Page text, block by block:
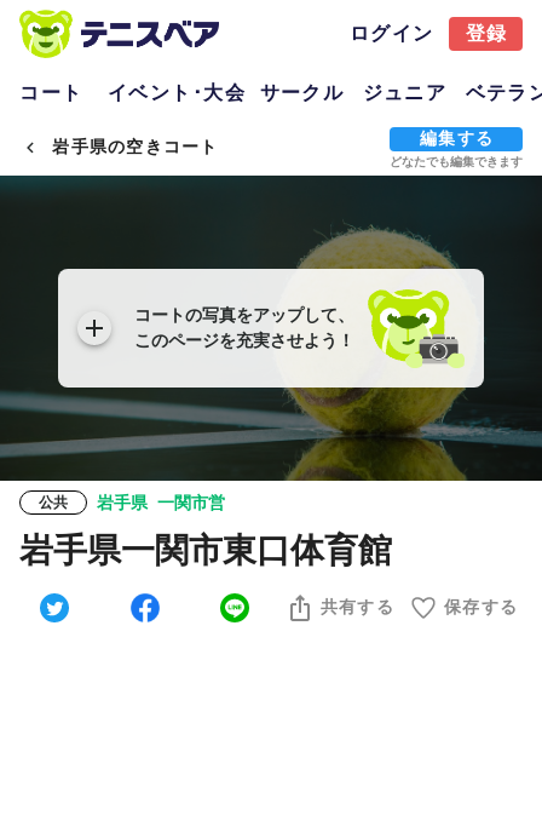
ログイン 登録
コート イベント･大会 サークル ジュニア ベテラ
岩手県の空きコート 編集する
どなたでも編集できます
コートの写真をアップして、
このページを充実させよう！
公共 岩手県 一関市営
岩手県一関市東口体育館
共有する 保存する